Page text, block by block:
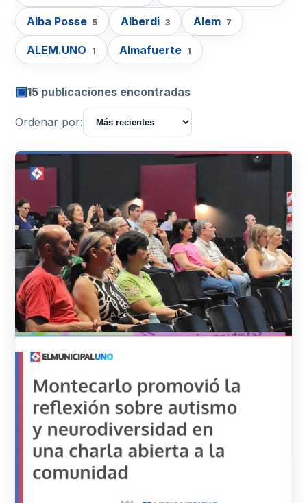
Alba Posse 5 Alberdi 3 Alem 7
ALEM.UNO 1 Almafuerte 1
▣15 publicaciones encontradas
Ordenar por: